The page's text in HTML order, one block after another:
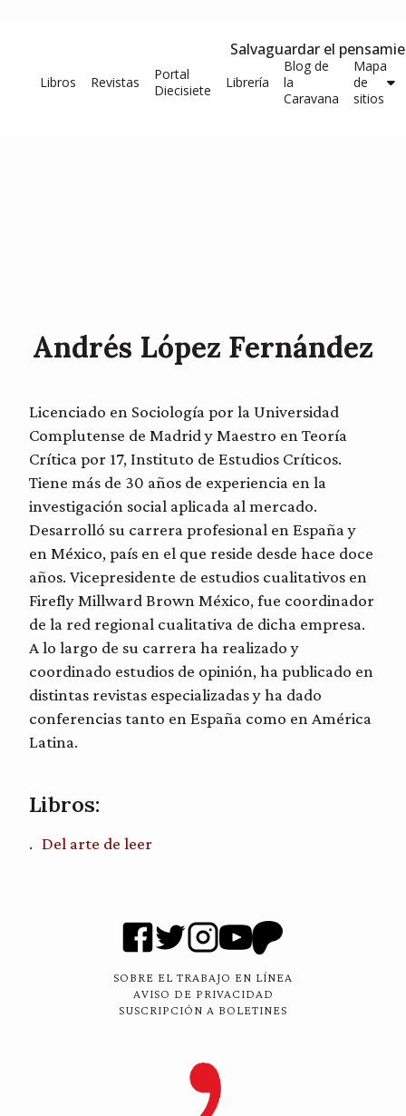
Salvaguardar el
Libros Revistas
Portal
Diecisiete
Librería
Blog de
la
Caravana
Mapa
de
sitios
Andrés López Fernández
Licenciado en Sociología por la Universidad
Complutense de Madrid y Maestro en Teoría
Crítica por 17, Instituto de Estudios Críticos.
Tiene más de 30 años de experiencia en la
investigación social aplicada al mercado.
Desarrolló su carrera profesional en España y
en México, país en el que reside desde hace doce
años. Vicepresidente de estudios cualitativos en
Firefly Millward Brown México, fue coordinador
de la red regional cualitativa de dicha empresa.
A lo largo de su carrera ha realizado y
coordinado estudios de opinión, ha publicado en
distintas revistas especializadas y ha dado
conferencias tanto en España como en América
Latina.
Libros:
Del arte de leer
SOBRE EL TRABAJO EN LÍNEA
AVISO DE PRIVACIDAD
SUSCRIPCIÓN A BOLETINES